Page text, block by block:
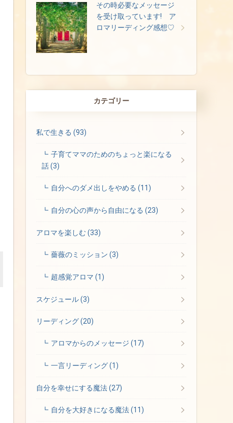
その時必要なメッセージ
を受け取っています! ア
ロマリーディング感想♡
カテゴリー
私で生きる (93)
子育てママのためのちょっと楽になる
話(3)
自分へのダメ出しをやめる(11)
自分の心の声から自由になる(23)
アロマを楽しむ(33)
薔薇のミッション(3)
超感覚アロマ(1)
スケジュール(3)
リーディング(20)
アロマからのメッセージ(17)
一言リーディング(1)
自分を幸せにする魔法(27)
自分を大好きになる魔法(11)